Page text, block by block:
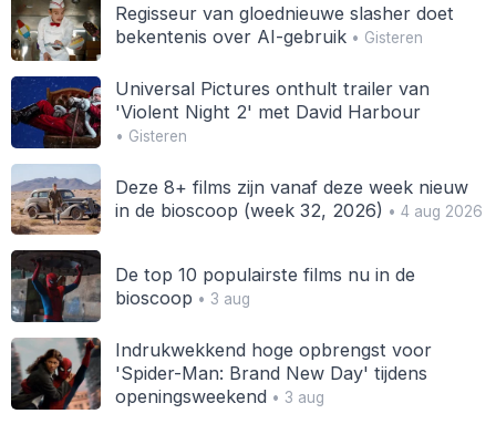
Regisseur van gloednieuwe slasher doet
bekentenis over AI-gebruik• Gisteren
Universal Pictures onthult trailer van
'Violent Night 2' met David Harbour
• Gisteren
Deze 8+ films zijn vanaf deze week nieuw
in de bioscoop (week 32, 2026) • 4 aug 2026
De top 10 populairste films nu in de
bioscoop • 3 aug
Indrukwekkend hoge opbrengst voor
'Spider-Man: Brand New Day' tijdens
openingsweekend • 3 aug